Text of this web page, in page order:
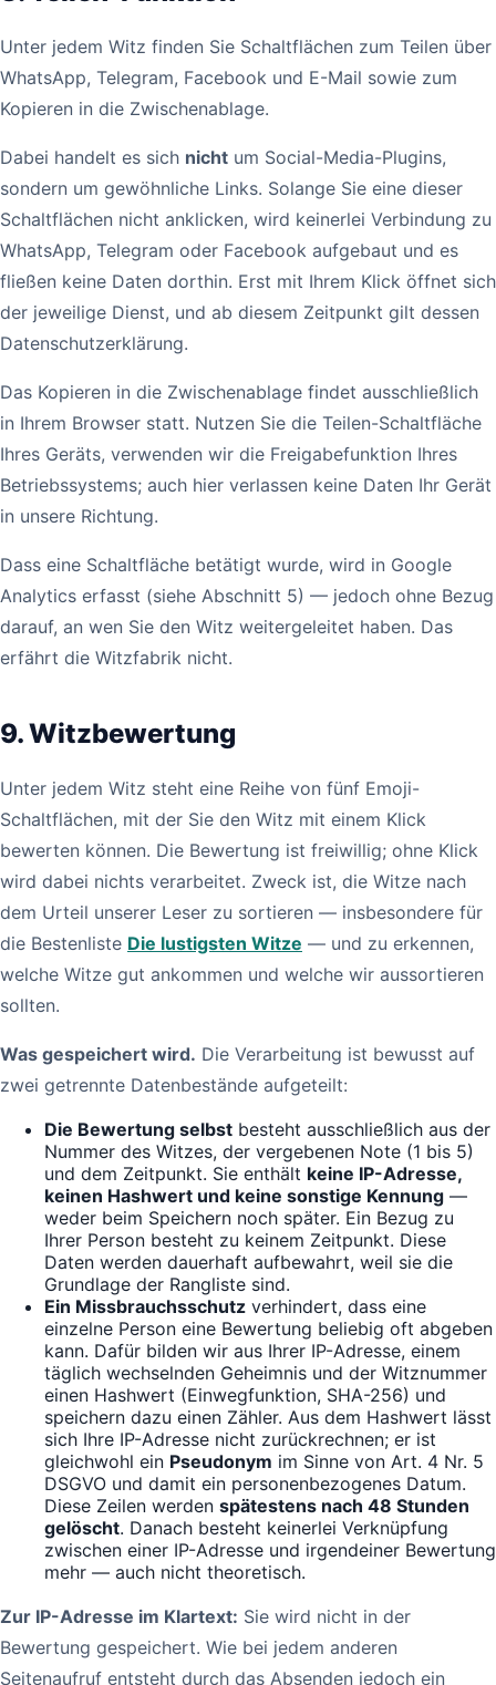
Unter jedem Witz finden Sie Schaltflächen zum Teilen über
WhatsApp, Telegram, Facebook und E-Mail sowie zum
Kopieren in die Zwischenablage.
Dabei handelt es sich nicht um Social-Media-Plugins,
sondern um gewöhnliche Links. Solange Sie eine dieser
Schaltflächen nicht anklicken, wird keinerlei Verbindung zu
WhatsApp, Telegram oder Facebook aufgebaut und es
fließen keine Daten dorthin. Erst mit Ihrem Klick öffnet sich
der jeweilige Dienst, und ab diesem Zeitpunkt gilt dessen
Datenschutzerklärung.
Das Kopieren in die Zwischenablage findet ausschließlich
in Ihrem Browser statt. Nutzen Sie die Teilen-Schaltfläche
Ihres Geräts, verwenden wir die Freigabefunktion Ihres
Betriebssystems; auch hier verlassen keine Daten Ihr Gerät
in unsere Richtung.
Dass eine Schaltfläche betätigt wurde, wird in Google
Analytics erfasst (siehe Abschnitt 5) — jedoch ohne Bezug
darauf, an wen Sie den Witz weitergeleitet haben. Das
erfährt die Witzfabrik nicht.
9. Witzbewertung
Unter jedem Witz steht eine Reihe von fünf Emoji-
Schaltflächen, mit der Sie den Witz mit einem Klick
bewerten können. Die Bewertung ist freiwillig; ohne Klick
wird dabei nichts verarbeitet. Zweck ist, die Witze nach
dem Urteil unserer Leser zu sortieren — insbesondere für
die Bestenliste Die lustigsten Witze — und zu erkennen,
welche Witze gut ankommen und welche wir aussortieren
sollten.
Was gespeichert wird. Die Verarbeitung ist bewusst auf
zwei getrennte Datenbestände aufgeteilt:
Die Bewertung selbst besteht ausschließlich aus der
Nummer des Witzes, der vergebenen Note (1 bis 5)
und dem Zeitpunkt. Sie enthält keine IP-Adresse,
keinen Hashwert und keine sonstige Kennung —
weder beim Speichern noch später. Ein Bezug zu
Ihrer Person besteht zu keinem Zeitpunkt. Diese
Daten werden dauerhaft aufbewahrt, weil sie die
Grundlage der Rangliste sind.
Ein Missbrauchsschutz verhindert, dass eine
einzelne Person eine Bewertung beliebig oft abgeben
kann. Dafür bilden wir aus Ihrer IP-Adresse, einem
täglich wechselnden Geheimnis und der Witznummer
einen Hashwert (Einwegfunktion, SHA-256) und
speichern dazu einen Zähler. Aus dem Hashwert lässt
sich Ihre IP-Adresse nicht zurückrechnen; er ist
gleichwohl ein Pseudonym im Sinne von Art. 4 Nr. 5
DSGVO und damit ein personenbezogenes Datum.
Diese Zeilen werden spätestens nach 48 Stunden
gelöscht. Danach besteht keinerlei Verknüpfung
zwischen einer IP-Adresse und irgendeiner Bewertung
mehr — auch nicht theoretisch.
Zur IP-Adresse im Klartext: Sie wird nicht in der
Bewertung gespeichert. Wie bei jedem anderen
Seitenaufruf entsteht durch das Absenden jedoch ein